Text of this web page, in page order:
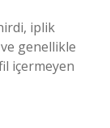
iplik
genellikle
içermeyen